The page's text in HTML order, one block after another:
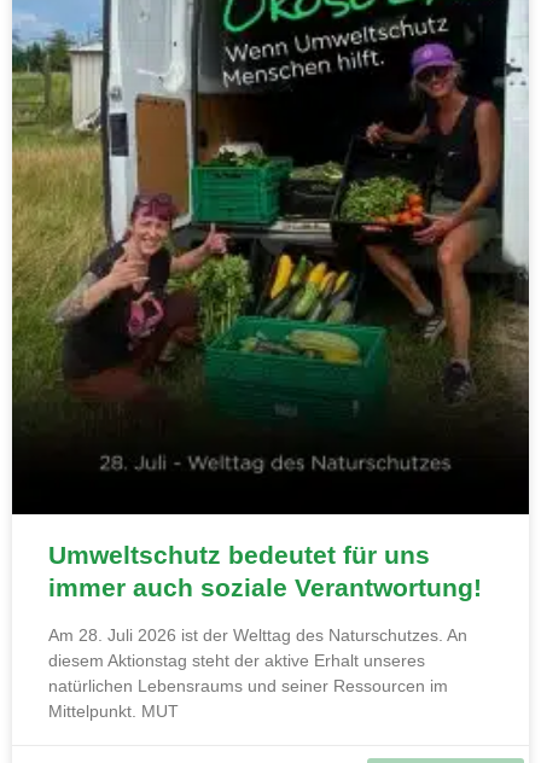
Umweltschutz bedeutet für uns
immer auch soziale Verantwortung!
Am 28. Juli 2026 ist der Welttag des Naturschutzes. An
diesem Aktionstag steht der aktive Erhalt unseres
natürlichen Lebensraums und seiner Ressourcen im
Mittelpunkt. MUT